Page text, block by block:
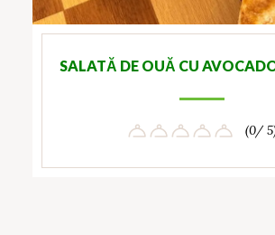
SALATĂ DE OUĂ CU
(0/